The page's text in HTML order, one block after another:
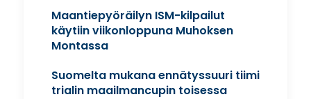
Maantiepyöräilyn ISM-kilpailut
käytiin viikonloppuna Muhoksen
Montassa
Suomelta mukana ennätyssuuri tiimi
trialin maailmancupin toisessa